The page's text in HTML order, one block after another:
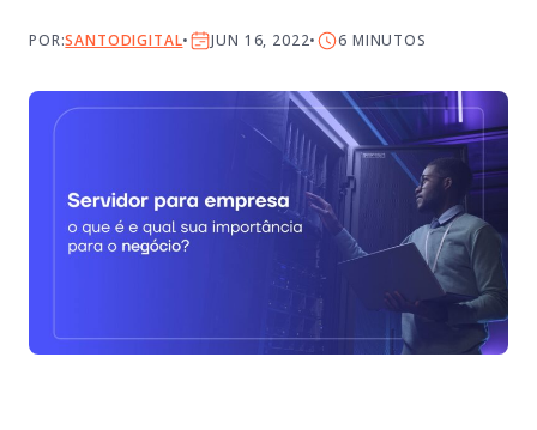
POR:SANTODIGITAL JUN 16, 2022 6 MINUTOS